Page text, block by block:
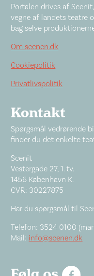
Portalen drives af
vegne af landets teatre
bag selve
Om scenen.dk
Cookiepolitik
Privatlivspolitik
Kontakt
Spørgsmål vedrørende
finder du det enkelte
Scenit
Vestergade 27, 1. tv.
1456 København K.
CVR: 30227875
Har du spørgsmål til
Telefon: 3524 0100
Mail: info@scenen.dk